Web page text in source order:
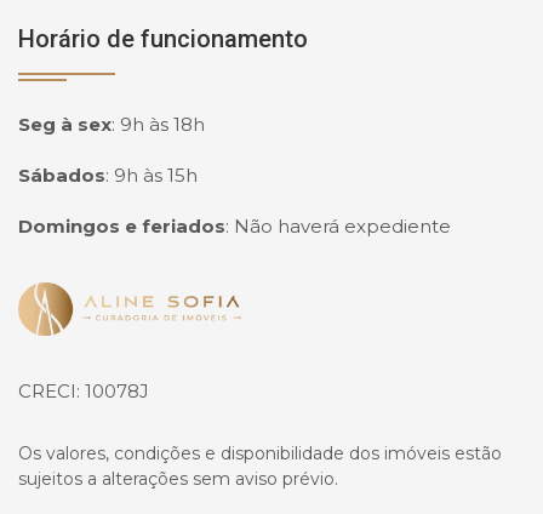
Horário de funcionamento
Seg à sex: 9h às 18h
Sábados: 9h às 15h
Domingos e feriados: Não haverá expediente
Página inicial
CRECI: 10078J
Os valores, condições e disponibilidade dos imóveis estão
sujeitos a alterações sem aviso prévio.